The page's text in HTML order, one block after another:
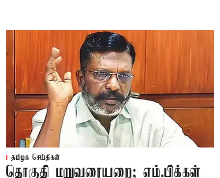
தமிழக செய்திகள்
தொகுதி மறுவரையறை; எம்.பிக்கள்